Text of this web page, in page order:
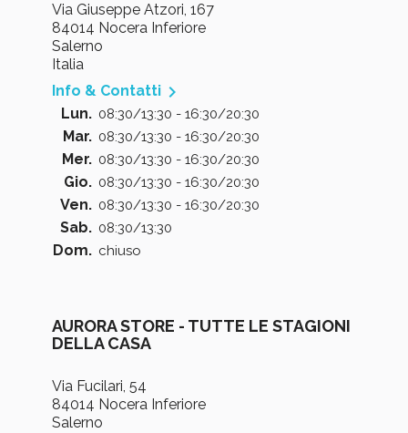
Via Giuseppe Atzori, 167
84014 Nocera Inferiore
Salerno
Italia
Info & Contatti 
Lun. 08:30/13:30 - 16:30/20:30
Mar. 08:30/13:30 - 16:30/20:30
Mer. 08:30/13:30 - 16:30/20:30
Gio. 08:30/13:30 - 16:30/20:30
Ven. 08:30/13:30 - 16:30/20:30
Sab. 08:30/13:30
Dom. chiuso
AURORA STORE - TUTTE LE STAGIONI
DELLA CASA
Via Fucilari, 54
84014 Nocera Inferiore
Salerno